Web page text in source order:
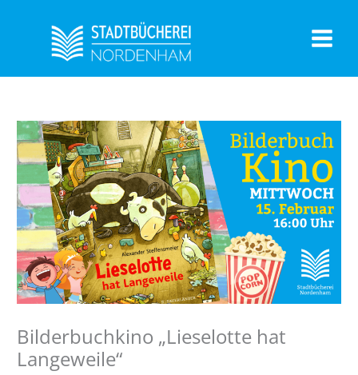
Bilderbuchkino „Lieselotte hat
Langeweile“